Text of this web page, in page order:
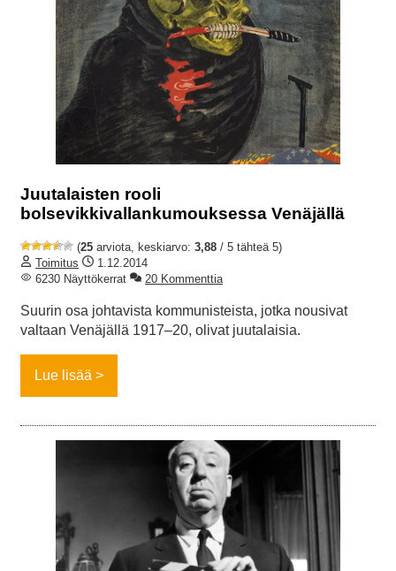
Juutalaisten rooli
bolsevikkivallankumouksessa Venäjällä
(25 arviota, keskiarvo: 3,88 / 5 tähteä 5)
Toimitus
1.12.2014
6230 Näyttökerrat
20 Kommenttia
Suurin osa johtavista kommunisteista, jotka nousivat
valtaan Venäjällä 1917–20, olivat juutalaisia.
Lue lisää